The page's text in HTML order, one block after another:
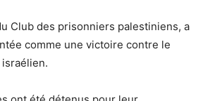
Club des prisonniers palestiniens, a
comme une victoire contre le